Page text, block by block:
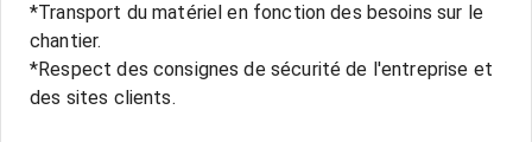
*Transport du matériel en fonction des besoins sur le
chantier.
*Respect des consignes de sécurité de l'entreprise et
des sites clients.